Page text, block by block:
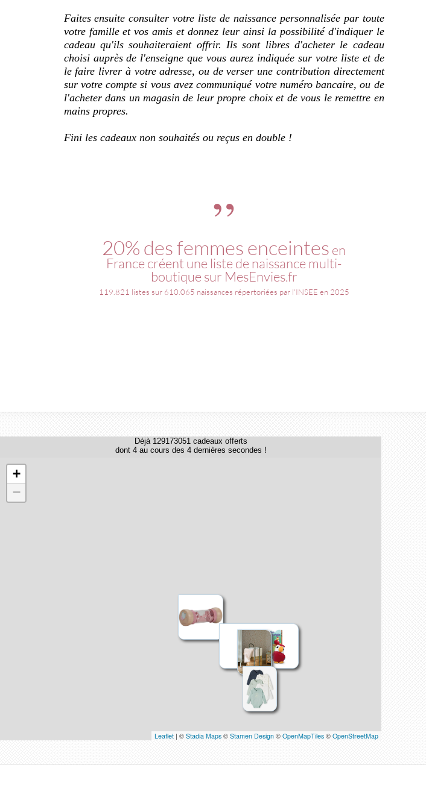
”
20% des femmes enceintes en
France créent une liste de naissance multi-
boutique sur MesEnvies.fr
119.821 listes sur 610.065 naissances répertoriées par l'INSEE en 2025
Faites ensuite consulter votre liste de naissance personnalisée par toute
votre famille et vos amis et donnez leur ainsi la possibilité d'indiquer le
cadeau qu'ils souhaiteraient offrir. Ils sont libres d'acheter le cadeau
choisi auprès de l'enseigne que vous aurez indiquée sur votre liste et de
le faire livrer à votre adresse, ou de verser une contribution directement
sur votre compte si vous avez communiqué votre numéro bancaire, ou de
l'acheter dans un magasin de leur propre choix et de vous le remettre en
mains propres.
Fini les cadeaux non souhaités ou reçus en double !